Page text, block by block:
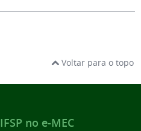
Voltar para o topo
no e-MEC